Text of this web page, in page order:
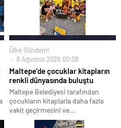
Ülke Gündemi
9 Ağustos 2026 00:08
Maltepe’de çocuklar kitapların
renkli dünyasında buluştu
Maltepe Belediyesi tarafından
çocukların kitaplarla daha fazla
vakit geçirmesini ve...